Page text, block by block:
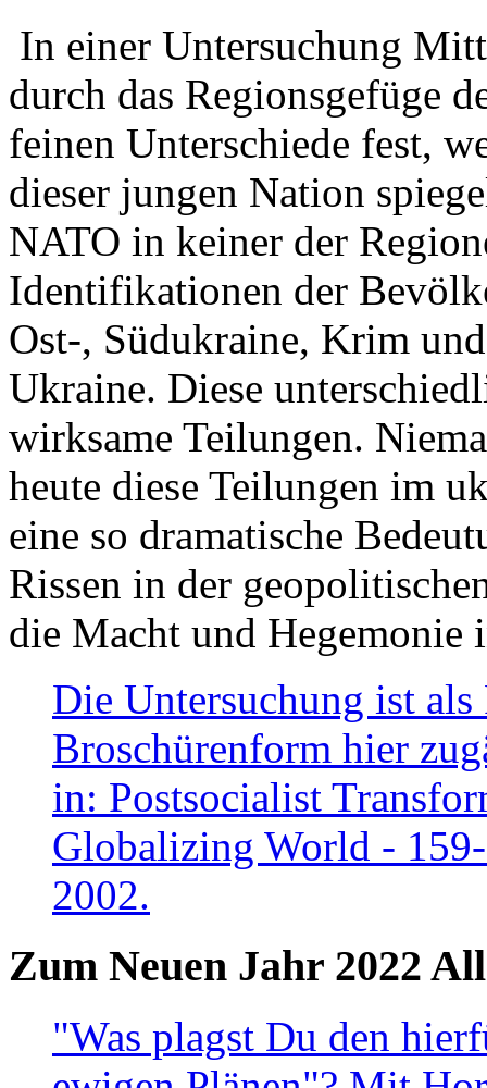
In einer Untersuchung
durch das Regionsgefüge
feinen Unterschiede fest,
dieser jungen Nation
NATO in keiner der
Identifikationen der
Ost-, Südukraine, Krim
Ukraine. Diese
wirksame Teilungen.
heute diese Teilungen im
eine so dramatische
Rissen in der
die Macht und Hegemonie
Die Untersuchung ist
Broschürenform hier
in: Postsocialist
Globalizing World -
2002.
Zum Neuen Jahr 2022
"Was plagst Du den